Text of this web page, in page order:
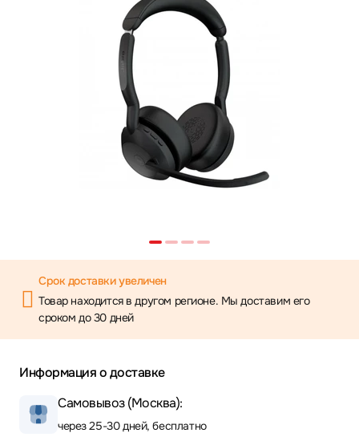
Срок доставки увеличен
Товар находится в другом регионе. Мы доставим его
сроком до 30 дней
Информация о доставке
Самовывоз (Москва):
через 25-30 дней, бесплатно